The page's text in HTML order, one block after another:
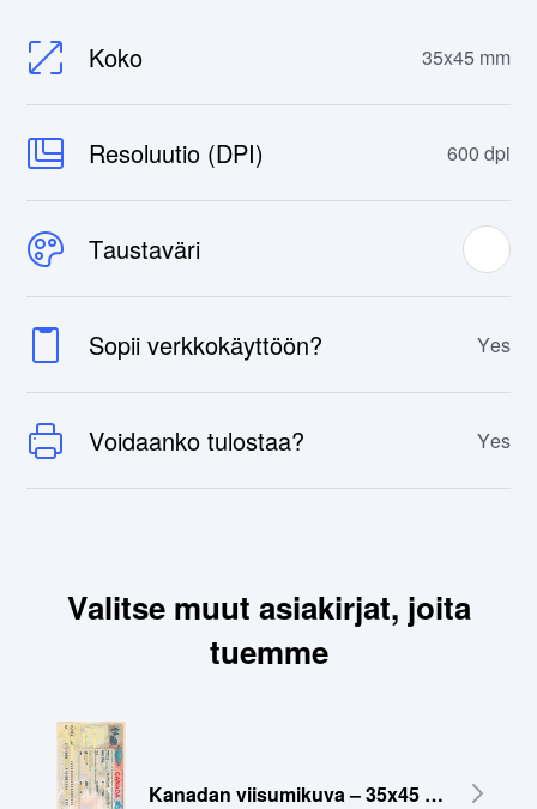
Koko 35x45 mm
Resoluutio (DPI) 600 dpi
Taustaväri
Sopii verkkokäyttöön? Yes
Voidaanko tulostaa? Yes
Valitse muut asiakirjat, joita
tuemme
Kanadan viisumikuva – 35x45 mm